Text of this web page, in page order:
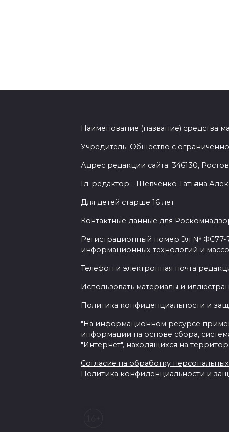
Наименование (название) средства
Учредитель: Общество с
Адрес редакции сайта: 346130,
Гл. редактор - Шевченко Татьяна
Для детей старше 16 лет
Контактные данные для
Регистрационный номер Эл № ФС77-
информационных технологий и
Телефон и электронная почта
Использовать материалы и
Политика конфиденциальности и
"На информационном ресурсе
информации на основе сбора,
"Интернет", находящихся на
Согласие на обработку
Политика конфиденциальности и